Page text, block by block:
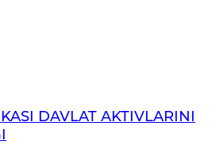
DAVLAT AKTIVLARINI